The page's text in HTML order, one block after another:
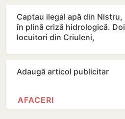
Captau ilegal apă din Nistru,
în plină criză hidrologică. Doi
locuitori din Criuleni,
Adaugă articol publicitar
AFACERI